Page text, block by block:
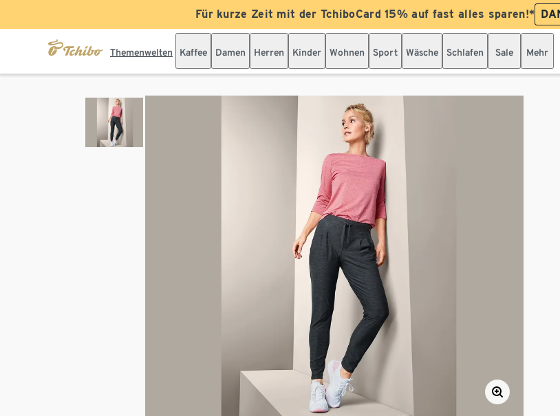
Für kurze Zeit mit der TchiboCard 15% auf fast alles sparen!*
Themenwelten Kaffee Damen Herren Kinder Wohnen Sport Wäsche Schlafen Sale Mehr